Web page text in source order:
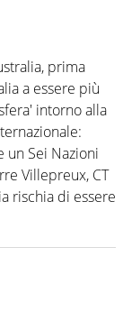
prima
a essere più
intorno alla
un Sei Nazioni
Villepreux, CT
rischia di essere